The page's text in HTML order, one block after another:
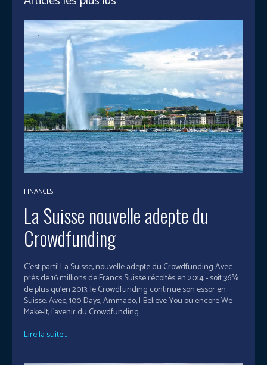
FINANCES
La Suisse nouvelle adepte du
Crowdfunding
C'est parti! La Suisse, nouvelle adepte du Crowdfunding Avec
près de 16 millions de Francs Suisse récoltés en 2014 - soit 36%
de plus qu’en 2013, le Crowdfunding continue son essor en
Suisse. Avec, 100-Days, Ammado, I-Believe-You ou encore We-
Make-It, l’avenir du Crowdfunding...
Lire la suite...